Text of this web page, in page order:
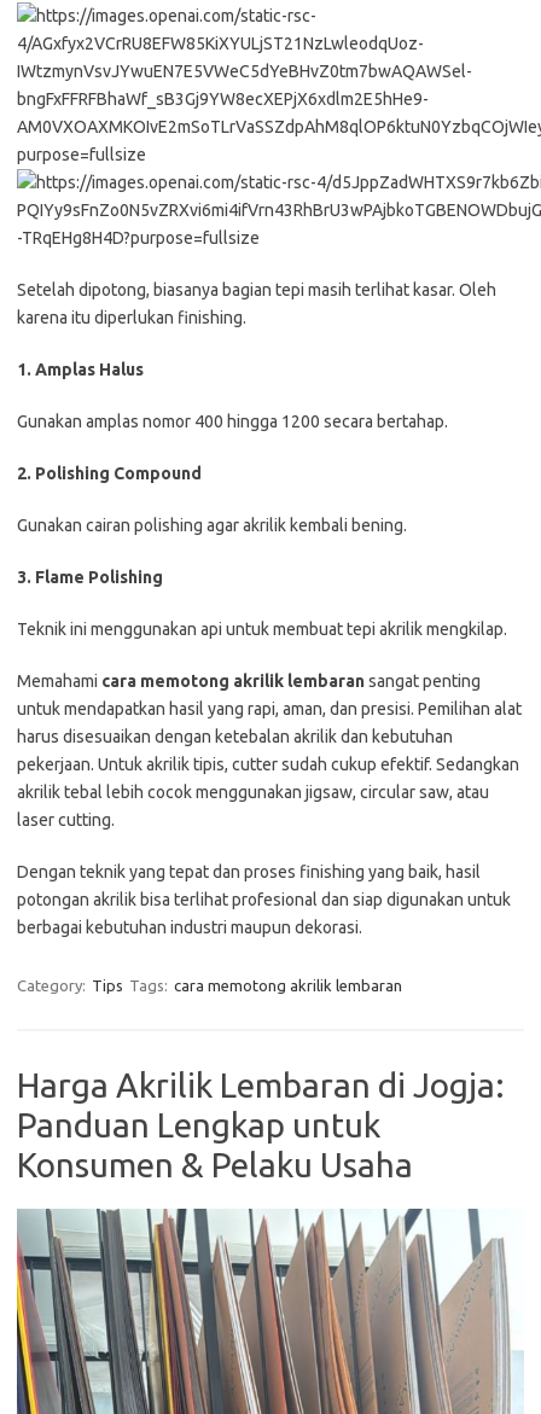
Setelah dipotong, biasanya bagian tepi masih terlihat kasar. Oleh
karena itu diperlukan finishing.
1. Amplas Halus
Gunakan amplas nomor 400 hingga 1200 secara bertahap.
2. Polishing Compound
Gunakan cairan polishing agar akrilik kembali bening.
3. Flame Polishing
Teknik ini menggunakan api untuk membuat tepi akrilik mengkilap.
Memahami cara memotong akrilik lembaransangat penting
untuk mendapatkan hasil yang rapi, aman, dan presisi. Pemilihan alat
harus disesuaikan dengan ketebalan akrilik dan kebutuhan
pekerjaan. Untuk akrilik tipis, cutter sudah cukup efektif. Sedangkan
akrilik tebal lebih cocok menggunakan jigsaw, circular saw, atau
laser cutting.
Dengan teknik yang tepat dan proses finishing yang baik, hasil
potongan akrilik bisa terlihat profesional dan siap digunakan untuk
berbagai kebutuhan industri maupun dekorasi.
Category: Tips Tags: cara memotong akrilik lembaran
Harga Akrilik Lembaran di Jogja:
Panduan Lengkap untuk
Konsumen & Pelaku Usaha